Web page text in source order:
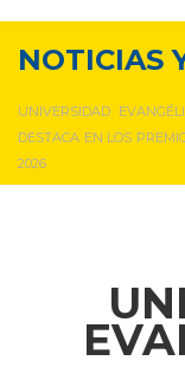
NOTICIAS
UNIVERSIDAD
DESTACA EN LOS
2026